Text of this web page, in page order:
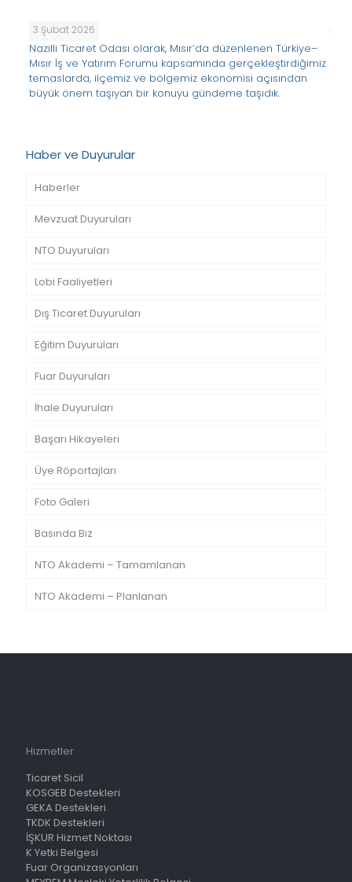
3 Şubat 2026
Nazilli Ticaret Odası olarak, Mısır’da düzenlenen Türkiye–
Mısır İş ve Yatırım Forumu kapsamında gerçekleştirdiğimiz
temaslarda, ilçemiz ve bölgemiz ekonomisi açısından
büyük önem taşıyan bir konuyu gündeme taşıdık.
Haber ve Duyurular
Haberler
Mevzuat Duyuruları
NTO Duyuruları
Lobi Faaliyetleri
Dış Ticaret Duyuruları
Eğitim Duyuruları
Fuar Duyuruları
İhale Duyuruları
Başarı Hikayeleri
Üye Röportajları
Foto Galeri
Basında Biz
NTO Akademi – Tamamlanan
NTO Akademi – Planlanan
Hizmetler
Ticaret Sicil
KOSGEB Destekleri
GEKA Destekleri
TKDK Destekleri
İŞKUR Hizmet Noktası
K Yetki Belgesi
Fuar Organizasyonları